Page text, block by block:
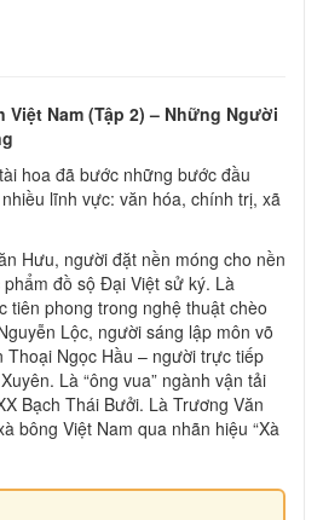
Việt Nam (Tập 2) – Những Người
hoa đã bước những bước đầu
lĩnh vực: văn hóa, chính trị, xã
Hưu, người đặt nền móng cho nền
đồ sộ Đại Việt sử ký. Là
tiên phong trong nghệ thuật chèo
Lộc, người sáng lập môn võ
Thoại Ngọc Hầu – người trực tiếp
Là “ông vua” ngành vận tải
Bạch Thái Bưởi. Là Trương Văn
bông Việt Nam qua nhãn hiệu “Xà